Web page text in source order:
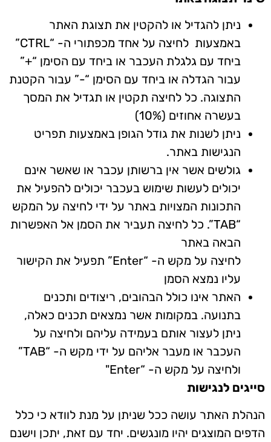
ניתן להגדיל או להקטין את תצוגת האתר
באמצעות לחיצה על אחד מכפתורי ה- “CTRL”
ביחד עם גלגלת העכבר או ביחד עם הסימן “+”
עבור הגדלה או ביחד עם הסימן “-” עבור הקטנת
התצוגה. כל לחיצה תקטין או תגדיל את המסך
בעשרה אחוזים (10%)
ניתן לשנות את גודל הגופן באמצעות תפריט
הנגישות באתר.
גולשים אשר אין ברשותן עכבר או שאשר אינם
יכולים לעשות שימוש בעכבר יכולים להפעיל את
התכונות המצויות באתר על ידי לחיצה על המקש
“TAB”. כל לחיצה תעביר את הסמן אל האפשרות
הבאה באתר
לחיצה על מקש ה- “Enter” תפעיל את הקישור
עליו נמצא הסמן
האתר אינו כולל הבהובים, ריצודים ותכנים
בתנועה. במקומות אשר נמצאים תכנים כאלה,
ניתן לעצור אותם בעמידה עליהם ולחיצה על
העכבר או מעבר אליהם על ידי מקש ה- “TAB”
ולחיצה על מקש ה- “Enter"
סייגים לנגישות
הנהלת האתר עושה ככל שניתן על מנת לוודא כי כלל
הדפים המוצגים יהיו מונגשים. יחד עם זאת, יתכן וישנם